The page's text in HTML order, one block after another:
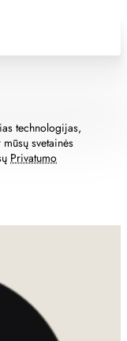
technologijas,
svetainės
Privatumo